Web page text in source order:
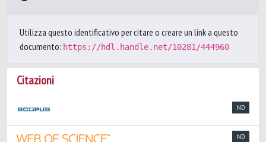
Utilizza questo identificativo per citare o creare un link a questo
documento: https://hdl.handle.net/10281/444960
Citazioni
ND
ND